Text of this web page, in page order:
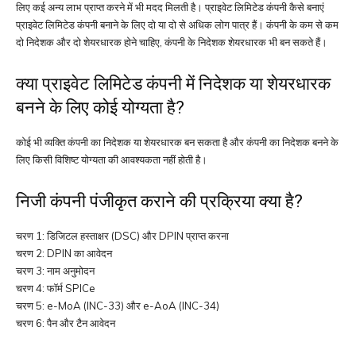
लिए कई अन्य लाभ प्राप्त करने में भी मदद मिलती है। प्राइवेट लिमिटेड कंपनी कैसे बनाएं
प्राइवेट लिमिटेड कंपनी बनाने के लिए दो या दो से अधिक लोग पात्र हैं। कंपनी के कम से कम
दो निदेशक और दो शेयरधारक होने चाहिए, कंपनी के निदेशक शेयरधारक भी बन सकते हैं।
क्या प्राइवेट लिमिटेड कंपनी में निदेशक या शेयरधारक
बनने के लिए कोई योग्यता है?
कोई भी व्यक्ति कंपनी का निदेशक या शेयरधारक बन सकता है और कंपनी का निदेशक बनने के
लिए किसी विशिष्ट योग्यता की आवश्यकता नहीं होती है।
निजी कंपनी पंजीकृत कराने की प्रक्रिया क्या है?
चरण 1: डिजिटल हस्ताक्षर (DSC) और DPIN प्राप्त करना
चरण 2: DPIN का आवेदन
चरण 3: नाम अनुमोदन
चरण 4: फॉर्म SPICe
चरण 5: e-MoA (INC-33) और e-AoA (INC-34)
चरण 6: पैन और टैन आवेदन